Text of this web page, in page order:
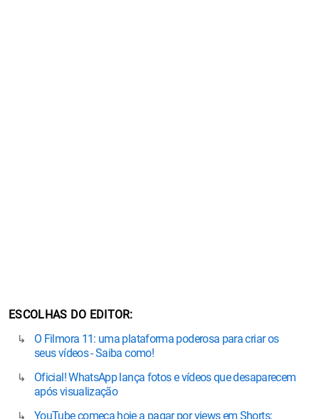
ESCOLHAS DO EDITOR
O Filmora 11: uma plataforma poderosa para criar os
seus vídeos - Saiba como!
Oficial! WhatsApp lança fotos e vídeos que desaparecem
após visualização
YouTube começa hoje a pagar por views em Shorts;